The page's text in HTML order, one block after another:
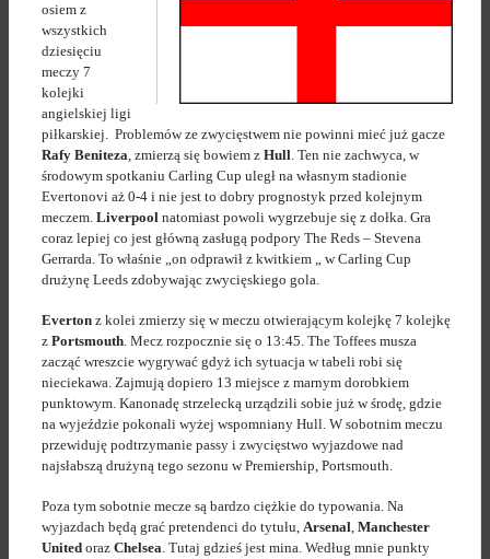
osiem z
wszystkich
dziesięciu
meczy 7
kolejki
angielskiej ligi
piłkarskiej. Problemów ze zwycięstwem nie powinni mieć już gacze
Rafy Beniteza, zmierzą się bowiem z Hull. Ten nie zachwyca, w
środowym spotkaniu Carling Cup uległ na własnym stadionie
Evertonovi aż 0-4 i nie jest to dobry prognostyk przed kolejnym
meczem. Liverpool natomiast powoli wygrzebuje się z dołka. Gra
coraz lepiej co jest główną zasługą podpory The Reds – Stevena
Gerrarda. To właśnie „on odprawił z kwitkiem „ w Carling Cup
drużynę Leeds zdobywając zwycięskiego gola.
Everton z kolei zmierzy się w meczu otwierającym kolejkę 7 kolejkę
z Portsmouth. Mecz rozpocznie się o 13:45. The Toffees musza
zacząć wreszcie wygrywać gdyż ich sytuacja w tabeli robi się
nieciekawa. Zajmują dopiero 13 miejsce z marnym dorobkiem
punktowym. Kanonadę strzelecką urządzili sobie już w środę, gdzie
na wyjeździe pokonali wyżej wspomniany Hull. W sobotnim meczu
przewiduję podtrzymanie passy i zwycięstwo wyjazdowe nad
najsłabszą drużyną tego sezonu w Premiership, Portsmouth.
Poza tym sobotnie mecze są bardzo ciężkie do typowania. Na
wyjazdach będą grać pretendenci do tytułu, Arsenal, Manchester
United oraz Chelsea. Tutaj gdzieś jest mina. Według mnie punkty